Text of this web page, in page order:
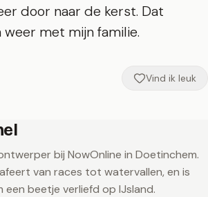
door naar de kerst. Dat
met mijn familie.
Vind ik leuk
bij NowOnline in Doetinchem.
van races tot watervallen, en is
een beetje verliefd op IJsland.